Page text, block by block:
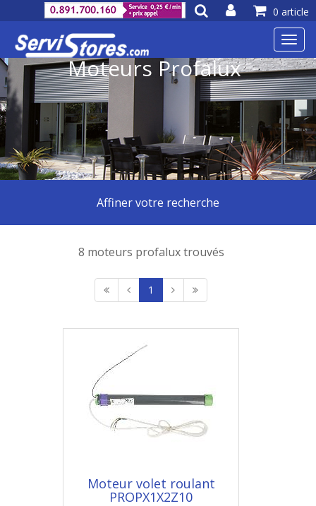
0 article
Moteurs Profalux
Affiner votre recherche
8 moteurs profalux trouvés
1
Moteur volet roulant
PROPX1X2Z10